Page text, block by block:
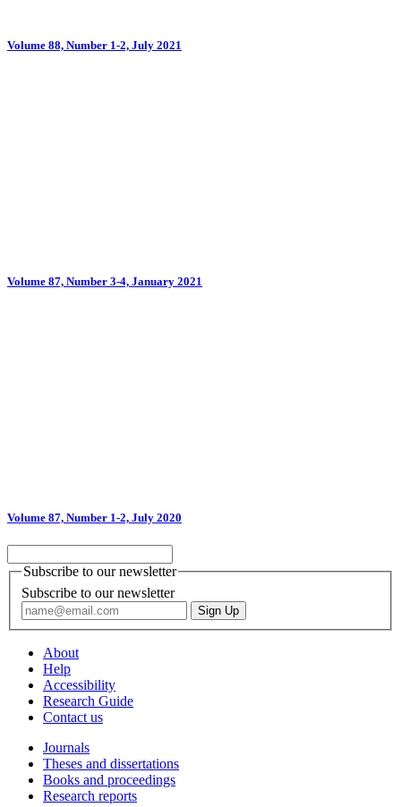
Volume 88, Number 1-2, July 2021
Volume 87, Number 3-4, January 2021
Volume 87, Number 1-2, July 2020
Subscribe to our newsletter
Subscribe to our newsletter
About
Help
Accessibility
Research Guide
Contact us
Journals
Theses and dissertations
Books and proceedings
Research reports